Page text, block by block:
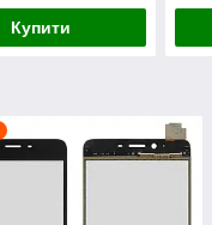
Купити